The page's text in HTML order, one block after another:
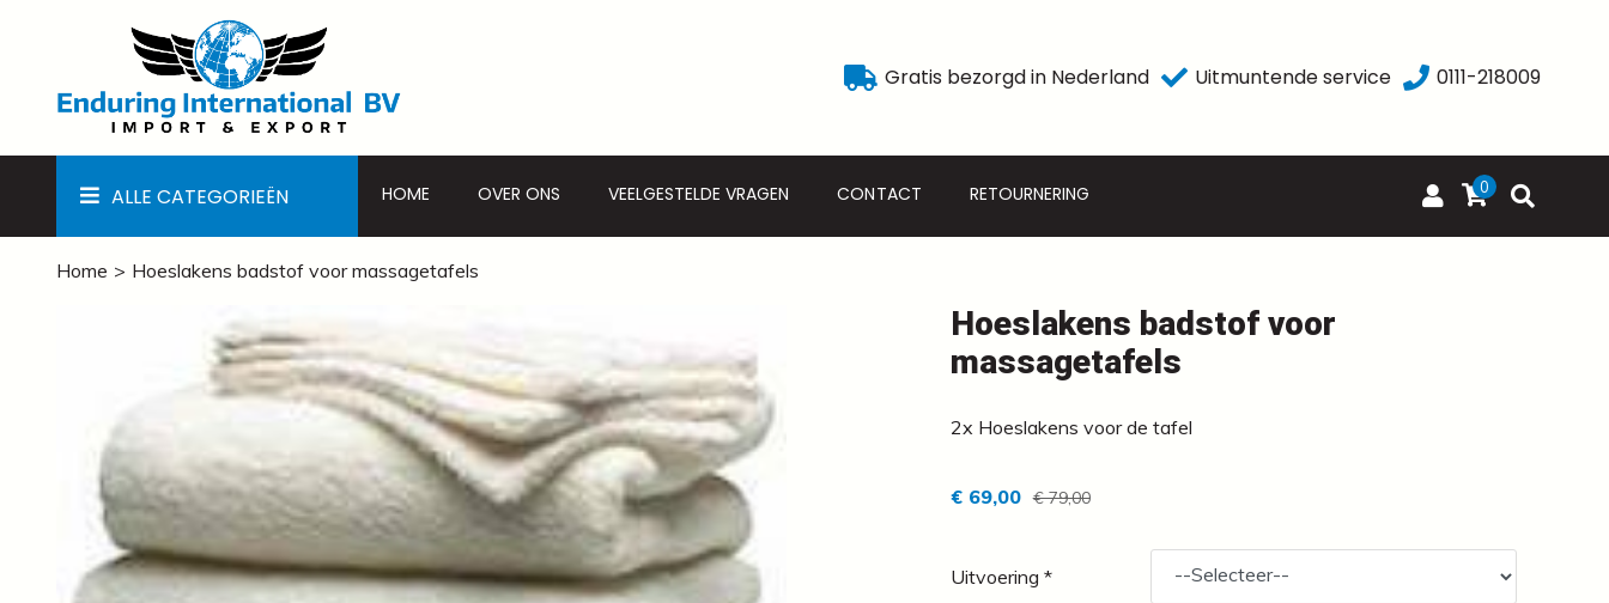
Gratis bezorgd in Nederland Uitmuntende service 0111-218009
ALLE CATEGORIEËN HOME OVER ONS VEELGESTELDE VRAGEN CONTACT RETOURNERING 0
Home Hoeslakens badstof voor massagetafels
Hoeslakens badstof voor
massagetafels
2x Hoeslakens voor de tafel
€ 69,00 € 79,00
Uitvoering *